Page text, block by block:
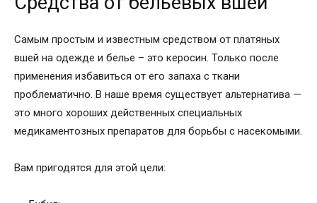
Самым простым и известным средством от платяных
вшей на одежде и белье – это керосин. Только после
применения избавиться от его запаха с ткани
проблематично. В наше время существует альтернатива —
это много хороших действенных специальных
медикаментозных препаратов для борьбы с насекомыми.
Вам пригодятся для этой цели: